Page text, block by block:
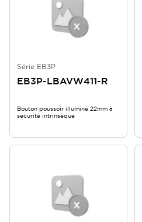
Série EB3P
EB3P-LBAVW411-R
Bouton poussoir illuminé 22mm à
sécurité intrinsèque